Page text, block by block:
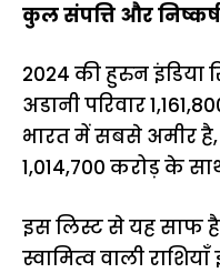
कुल संपत्ति और निष्कर्ष
2024 की हुरुन इंडिया
अडानी परिवार
भारत में सबसे अमीर
₹1,014,700 करोड़ के
इस लिस्ट से यह साफ
स्वामित्व वाली